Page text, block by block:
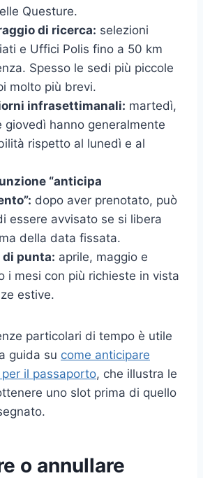
Questure.
di ricerca: selezioni
e Uffici Polis fino a 50 km
Spesso le sedi più piccole
molto più brevi.
infrasettimanali: martedì,
giovedì hanno generalmente
rispetto al lunedì e al
“anticipa
dopo aver prenotato, può
essere avvisato se si libera
della data fissata.
di punta: aprile, maggio e
i mesi con più richieste in vista
estive.
particolari di tempo è utile
guida su come anticipare
per il passaporto, che illustra le
uno slot prima di quello
o annullare